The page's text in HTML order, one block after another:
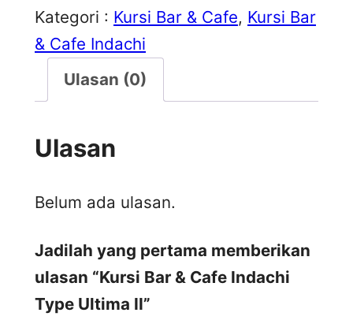
Kategori : Kursi Bar & Cafe, Kursi Bar
& Cafe Indachi
Ulasan (0)
Ulasan
Belum ada ulasan.
Jadilah yang pertama memberikan
ulasan “Kursi Bar & Cafe Indachi
Type Ultima II”